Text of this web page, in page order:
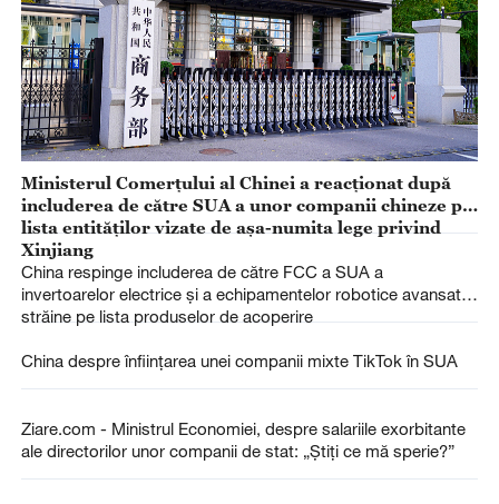
Ministerul Comerțului al Chinei a reacționat după
includerea de către SUA a unor companii chineze pe
lista entităților vizate de așa-numita lege privind
Xinjiang
China respinge includerea de către FCC a SUA a
invertoarelor electrice și a echipamentelor robotice avansate
străine pe lista produselor de acoperire
China despre înființarea unei companii mixte TikTok în SUA
Ziare.com - Ministrul Economiei, despre salariile exorbitante
ale directorilor unor companii de stat: „Știți ce mă sperie?”